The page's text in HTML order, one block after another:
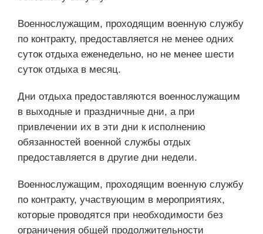
Военнослужащим, проходящим военную службу
по контракту, предоставляется не менее одних
суток отдыха еженедельно, но не менее шести
суток отдыха в месяц.
Дни отдыха предоставляются военнослужащим
в выходные и праздничные дни, а при
привлечении их в эти дни к исполнению
обязанностей военной службы отдых
предоставляется в другие дни недели.
Военнослужащим, проходящим военную службу
по контракту, участвующим в мероприятиях,
которые проводятся при необходимости без
ограничения общей продолжительности